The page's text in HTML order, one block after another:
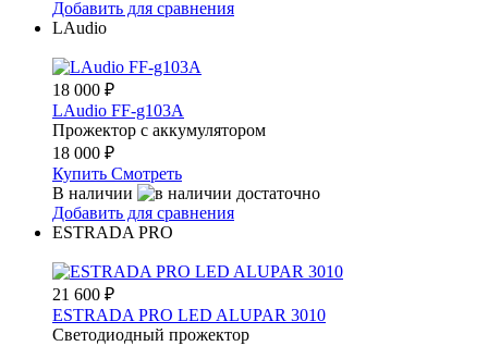
Добавить для сравнения
LAudio
18 000 ₽
LAudio FF-g103A
Прожектор с аккумулятором
18 000 ₽
Купить Смотреть
В наличии
Добавить для сравнения
ESTRADA PRO
21 600 ₽
ESTRADA PRO LED ALUPAR 3010
Светодиодный прожектор